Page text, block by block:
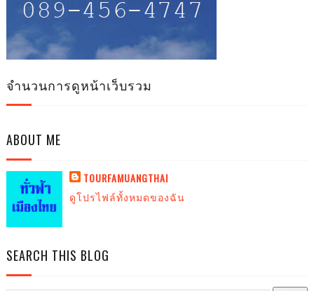
จำนวนการดูหน้าเว็บรวม
ABOUT ME
TOURFAMUANGTHAI
ดูโปรไฟล์ทั้งหมดของฉัน
SEARCH THIS BLOG